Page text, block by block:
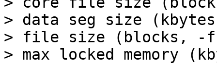
> data seg size
> file size (blocks, -
> max locked memory